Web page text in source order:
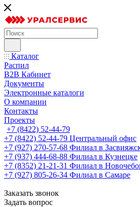
Каталог
Распил
B2B Кабинет
Документы
Электронные каталоги
О компании
Контакты
Проекты
+7 (8422) 52-44-79
+7 (8422) 52-44-79 Центральный офис
+7 (927) 270-57-68 Филиал в
+7 (937) 444-68-88 Филиал в Кузнецке
+7 (8352) 21-21-31 Филиал в
+7 (927) 805-26-34 Филиал в Самаре
Заказать звонок
Задать вопрос